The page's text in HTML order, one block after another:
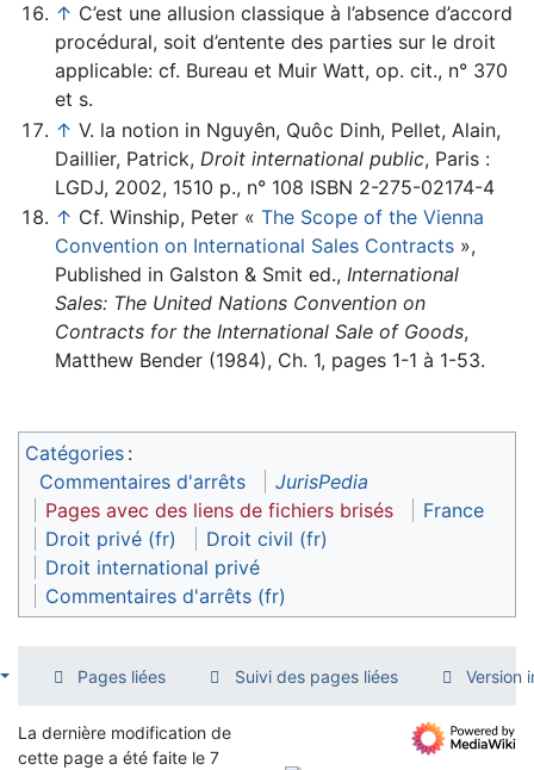
↑ C’est une allusion classique à l’absence d’accord
procédural, soit d’entente des parties sur le droit
applicable: cf. Bureau et Muir Watt, op. cit., n° 370
et s.
↑ V. la notion in Nguyên, Quôc Dinh, Pellet, Alain,
Daillier, Patrick, Droit international public, Paris :
LGDJ, 2002, 1510 p., n° 108 ISBN 2-275-02174-4
↑ Cf. Winship, Peter « The Scope of the Vienna
Convention on International Sales Contracts»,
Published in Galston & Smit ed., International
Sales: The United Nations Convention on
Contracts for the International Sale of Goods,
Matthew Bender (1984), Ch. 1, pages 1-1 à 1-53.
Catégories :
Commentaires d'arrêts
JurisPedia
Pages avec des liens de fichiers brisés
France
Droit privé (fr)
Droit civil (fr)
Droit international privé
Commentaires d'arrêts (fr)
Pages liées Suivi des pages liées Version
La dernière modification de
cette page a été faite le 7